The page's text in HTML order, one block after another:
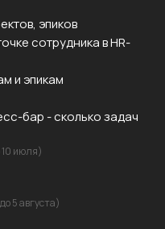
эпиков
сотрудника в HR-
и эпикам
бар - сколько задач
10 июля)
5 августа)